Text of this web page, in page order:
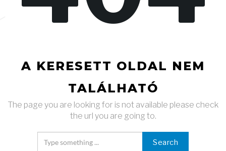
A KERESETT OLDAL NEM
TALÁLHATÓ
The page you are looking for is not available please check
the url you are going to.
Search